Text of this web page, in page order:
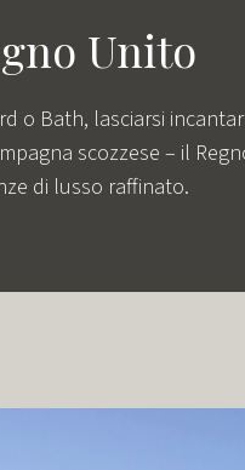
Unito
o Bath, lasciarsi
scozzese – il
di lusso raffinato.